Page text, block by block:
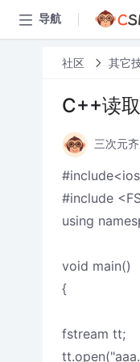
导航
社区 其它
C++读
三次元
#include
using
void main()
{
fstream tt;